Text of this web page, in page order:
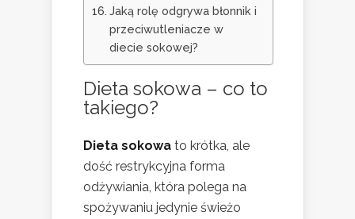
Jaką rolę odgrywa błonnik i
przeciwutleniacze w
diecie sokowej?
Dieta sokowa – co to
takiego?
Dieta sokowa to krótka, ale
dość restrykcyjna forma
odżywiania, która polega na
spożywaniu jedynie świeżo